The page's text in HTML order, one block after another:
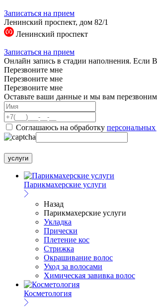
Записаться на прием
Ленинский проспект, дом 82/1
Ленинский проспект
Записаться на прием
Онлайн запись в стадии наполнения. Если
Перезвоните мне
Перезвоните мне
Перезвоните мне
Оставьте ваши данные и мы вам перезвоним
Соглашаюсь на обработку
услуги
Парикмахерские услуги
Назад
Парикмахерские услуги
Укладка
Прически
Плетение кос
Стрижка
Окрашивание волос
Уход за волосами
Химическая завивка волос
Косметология